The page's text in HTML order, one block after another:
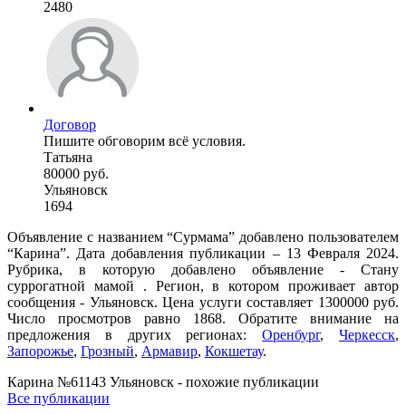
2480
Договор
Пишите обговорим всё условия.
Татьяна
80000 руб.
Ульяновск
1694
Объявление с названием “Сурмама” добавлено пользователем
“Карина”. Дата добавления публикации – 13 Февраля 2024.
Рубрика, в которую добавлено объявление - Cтану
суррогатной мамой . Регион, в котором проживает автор
сообщения - Ульяновск. Цена услуги составляет 1300000 руб.
Число просмотров равно 1868. Обратите внимание на
предложения в других регионах:Оренбург,Черкесск,
Запорожье, Грозный, Армавир, Кокшетау.
Карина №61143 Ульяновск - похожие публикации
Все публикации